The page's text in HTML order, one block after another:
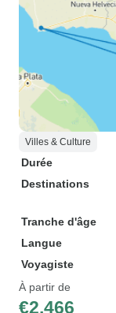
Villes & Culture
Durée
Destinations
Tranche d'âge
Langue
Voyagiste
À partir de
€2,466